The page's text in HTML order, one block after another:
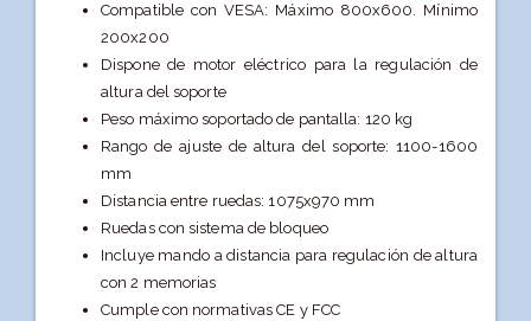
Compatible con VESA: Máximo 800x600. Mínimo
200x200
Dispone de motor eléctrico para la regulación de
altura del soporte
Peso máximo soportado de pantalla: 120 kg
Rango de ajuste de altura del soporte: 1100-1600
mm
Distancia entre ruedas: 1075x970 mm
Ruedas con sistema de bloqueo
Incluye mando a distancia para regulación de altura
con 2 memorias
Cumple con normativas CE y FCC